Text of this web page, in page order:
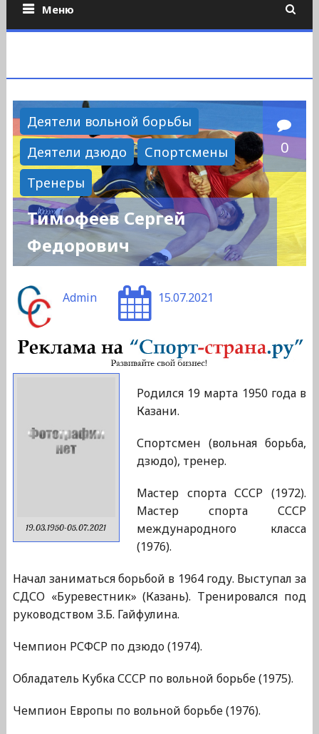
Меню
Деятели вольной борьбы
Деятели дзюдо
Спортсмены
Тренеры
0
Тимофеев Сергей
Федорович
Admin 15.07.2021
19.03.1950-05.07.2021
Родился 19 марта 1950 года в
Казани.
Спортсмен (вольная борьба,
дзюдо), тренер.
Мастер спорта СССР (1972).
Мастер спорта СССР
международного класса
(1976).
Начал заниматься борьбой в 1964 году. Выступал за
СДСО «Буревестник» (Казань). Тренировался под
руководством З.Б. Гайфулина.
Чемпион РСФСР по дзюдо (1974).
Обладатель Кубка СССР по вольной борьбе (1975).
Чемпион Европы по вольной борьбе (1976).